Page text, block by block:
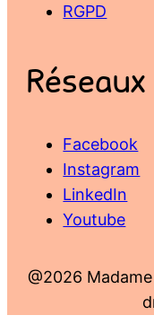
RGPD
Facebook
Instagram
LinkedIn
Youtube
@2026